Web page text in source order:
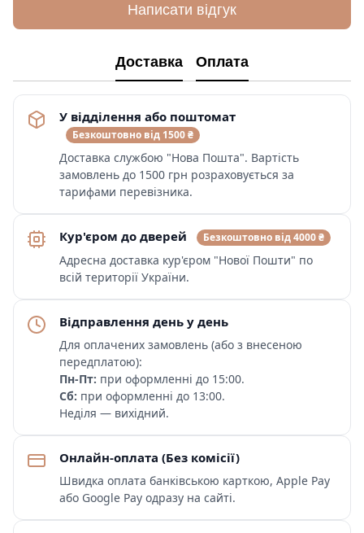
Написати відгук
Доставка Оплата
У відділення або поштомат
Безкоштовно від 1500 ₴
Доставка службою "Нова Пошта". Вартість
замовлень до 1500 грн розраховується за
тарифами перевізника.
Кур'єром до дверей Безкоштовно від 4000 ₴
Адресна доставка кур'єром "Нової Пошти" по
всій території України.
Відправлення день у день
Для оплачених замовлень (або з внесеною
передплатою):
Пн-Пт: при оформленні до 15:00.
Сб: при оформленні до 13:00.
Неділя — вихідний.
Онлайн-оплата (Без комісії)
Швидка оплата банківською карткою, Apple Pay
або Google Pay одразу на сайті.